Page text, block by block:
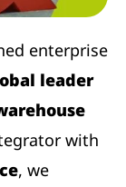
enterprise
leader
with
, we